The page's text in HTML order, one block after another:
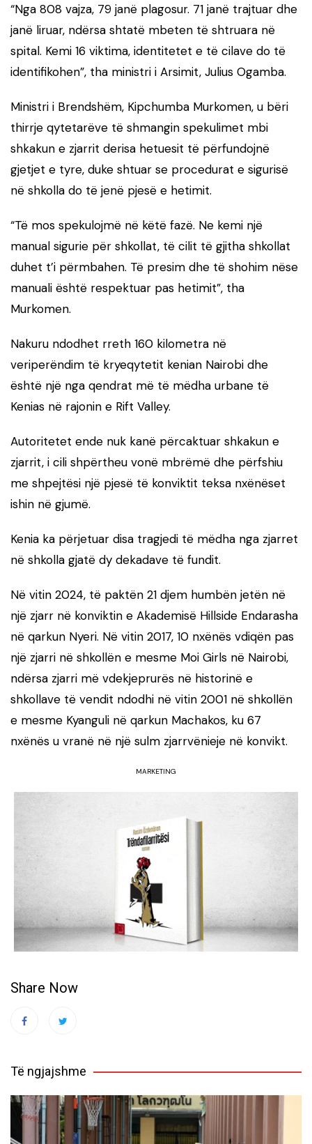
“Nga 808 vajza, 79 janë plagosur. 71 janë trajtuar dhe
janë liruar, ndërsa shtatë mbeten të shtruara në
spital. Kemi 16 viktima, identitetet e të cilave do të
identifikohen”, tha ministri i Arsimit, Julius Ogamba.
Ministri i Brendshëm, Kipchumba Murkomen, u bëri
thirrje qytetarëve të shmangin spekulimet mbi
shkakun e zjarrit derisa hetuesit të përfundojnë
gjetjet e tyre, duke shtuar se procedurat e sigurisë
në shkolla do të jenë pjesë e hetimit.
“Të mos spekulojmë në këtë fazë. Ne kemi një
manual sigurie për shkollat, të cilit të gjitha shkollat
duhet t’i përmbahen. Të presim dhe të shohim nëse
manuali është respektuar pas hetimit”, tha
Murkomen.
Nakuru ndodhet rreth 160 kilometra në
veriperëndim të kryeqytetit kenian Nairobi dhe
është një nga qendrat më të mëdha urbane të
Kenias në rajonin e Rift Valley.
Autoritetet ende nuk kanë përcaktuar shkakun e
zjarrit, i cili shpërtheu vonë mbrëmë dhe përfshiu
me shpejtësi një pjesë të konviktit teksa nxënëset
ishin në gjumë.
Kenia ka përjetuar disa tragjedi të mëdha nga zjarret
në shkolla gjatë dy dekadave të fundit.
Në vitin 2024, të paktën 21 djem humbën jetën në
një zjarr në konviktin e Akademisë Hillside Endarasha
në qarkun Nyeri. Në vitin 2017, 10 nxënës vdiqën pas
një zjarri në shkollën e mesme Moi Girls në Nairobi,
ndërsa zjarri më vdekjeprurës në historinë e
shkollave të vendit ndodhi në vitin 2001 në shkollën
e mesme Kyanguli në qarkun Machakos, ku 67
nxënës u vranë në një sulm zjarrvënieje në konvikt.
MARKETING
Share Now
Të ngjajshme